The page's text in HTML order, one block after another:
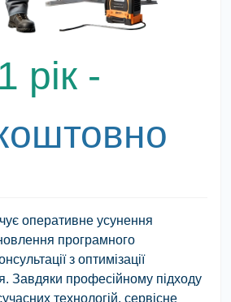
1 рік -
оперативне усунення
програмного
з оптимізації
Завдяки професійному підходу
технологій, сервісне